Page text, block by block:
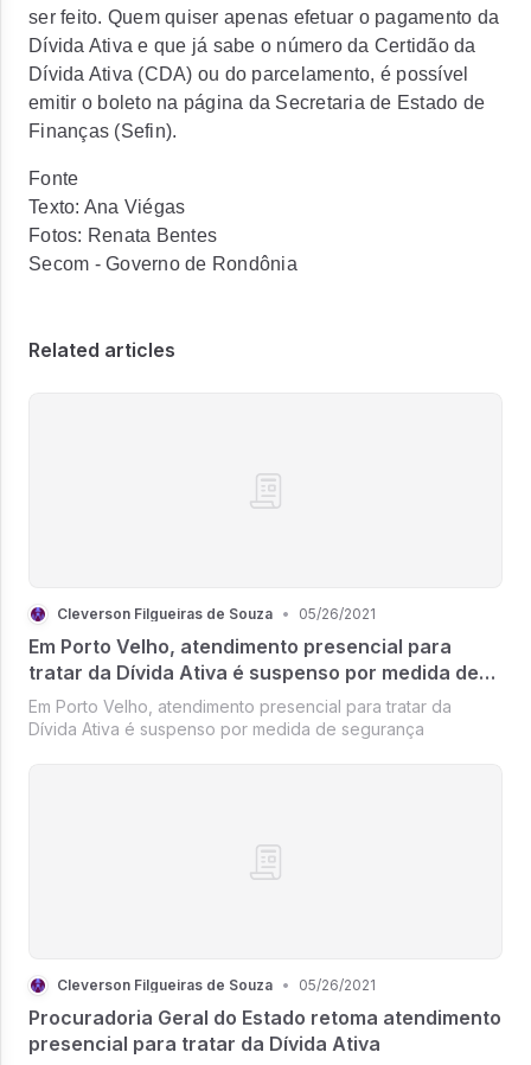
ser feito. Quem quiser apenas efetuar o pagamento da
Dívida Ativa e que já sabe o número da Certidão da
Dívida Ativa (CDA) ou do parcelamento, é possível
emitir o boleto na página da Secretaria de Estado de
Finanças (Sefin).
Fonte
Texto: Ana Viégas
Fotos: Renata Bentes
Secom - Governo de Rondônia
Related articles
Cleverson Filgueiras de Souza • 05/26/2021
Em Porto Velho, atendimento presencial para
tratar da Dívida Ativa é suspenso por medida de
segurança
Em Porto Velho, atendimento presencial para tratar da
Dívida Ativa é suspenso por medida de segurança
Cleverson Filgueiras de Souza • 05/26/2021
Procuradoria Geral do Estado retoma atendimento
presencial para tratar da Dívida Ativa